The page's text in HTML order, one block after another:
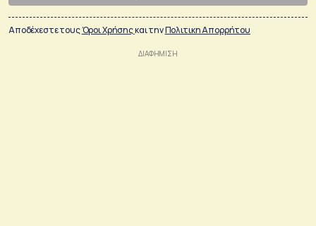
Αποδέχεστε τουςΌροι Χρήσηςκαι τηνΠολιτικη Απορρήτου